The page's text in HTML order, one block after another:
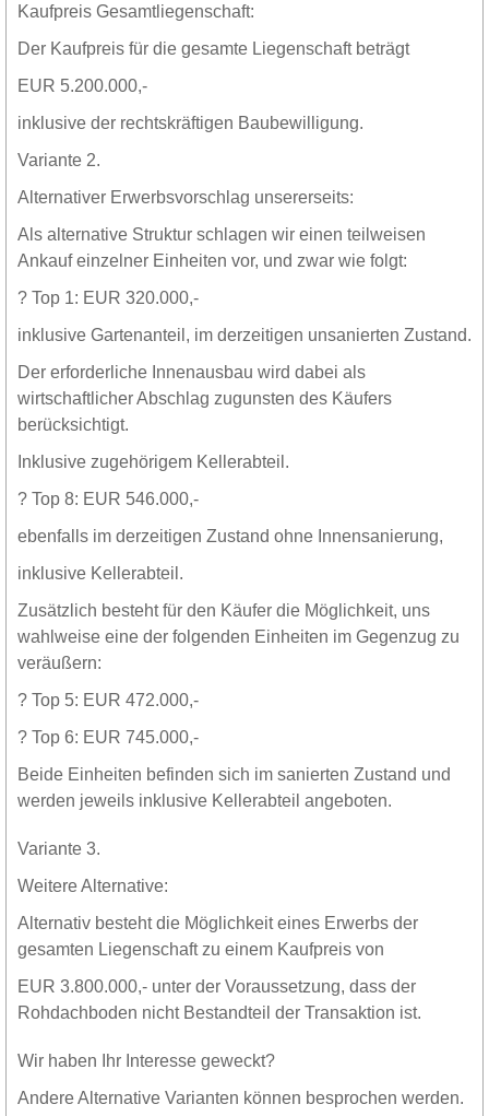
Kaufpreis Gesamtliegenschaft:
Der Kaufpreis für die gesamte Liegenschaft beträgt
EUR 5.200.000,-
inklusive der rechtskräftigen Baubewilligung.
Variante 2.
Alternativer Erwerbsvorschlag unsererseits:
Als alternative Struktur schlagen wir einen teilweisen
Ankauf einzelner Einheiten vor, und zwar wie folgt:
? Top 1: EUR 320.000,-
inklusive Gartenanteil, im derzeitigen unsanierten Zustand.
Der erforderliche Innenausbau wird dabei als
wirtschaftlicher Abschlag zugunsten des Käufers
berücksichtigt.
Inklusive zugehörigem Kellerabteil.
? Top 8: EUR 546.000,-
ebenfalls im derzeitigen Zustand ohne Innensanierung,
inklusive Kellerabteil.
Zusätzlich besteht für den Käufer die Möglichkeit, uns
wahlweise eine der folgenden Einheiten im Gegenzug zu
veräußern:
? Top 5: EUR 472.000,-
? Top 6: EUR 745.000,-
Beide Einheiten befinden sich im sanierten Zustand und
werden jeweils inklusive Kellerabteil angeboten.
Variante 3.
Weitere Alternative:
Alternativ besteht die Möglichkeit eines Erwerbs der
gesamten Liegenschaft zu einem Kaufpreis von
EUR 3.800.000,- unter der Voraussetzung, dass der
Rohdachboden nicht Bestandteil der Transaktion ist.
Wir haben Ihr Interesse geweckt?
Andere Alternative Varianten können besprochen werden.